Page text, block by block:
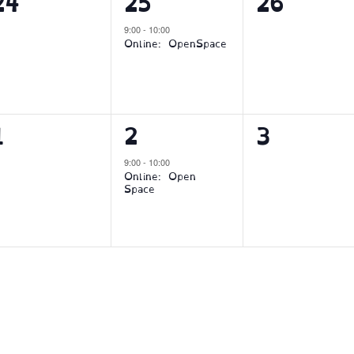
Veranstaltungen,Veranstaltung,
9:00- 10:00
Online: OpenSpace
Veranstaltungen,
1
Veranstaltung,
2
9:00- 10:00
Online: Open
Space
0
3